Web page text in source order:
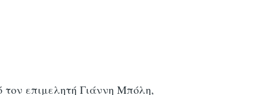
τον επιμελητή Γιάννη Μπόλη,